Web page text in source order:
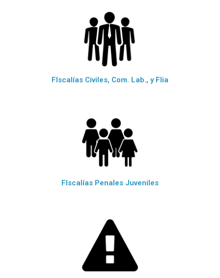
FIscalías Civiles, Com. Lab., y Flia
FIscalías Penales Juveniles